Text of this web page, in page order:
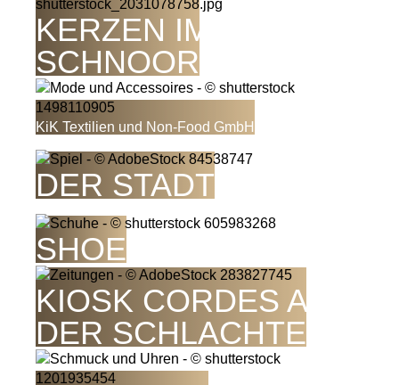
KERZEN IM
SCHNOOR
KiK Textilien und Non-Food GmbH
DER STADT
SHOE
KIOSK CORDES AN
DER SCHLACHTE